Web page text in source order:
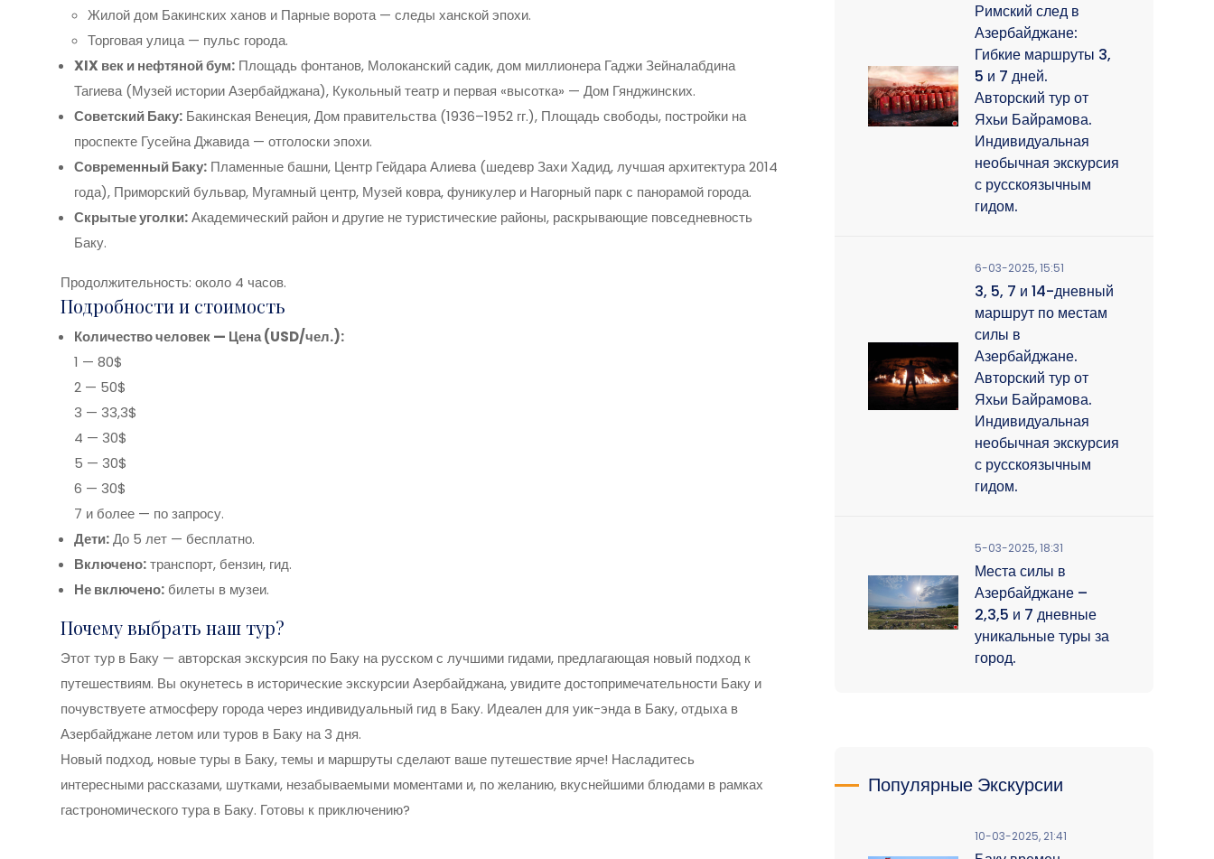
Жилой дом Бакинских ханов и Парные ворота — следы ханской эпохи.
Торговая улица — пульс города.
XIX век и нефтяной бум: Площадь фонтанов, Молоканский садик, дом миллионера Гаджи Зейналабдина
Тагиева (Музей истории Азербайджана), Кукольный театр и первая «высотка» — Дом Гянджинских.
Советский Баку: Бакинская Венеция, Дом правительства (1936–1952 гг.), Площадь свободы, постройки на
проспекте Гусейна Джавида — отголоски эпохи.
Современный Баку: Пламенные башни, Центр Гейдара Алиева (шедевр Захи Хадид, лучшая архитектура 2014
года), Приморский бульвар, Мугамный центр, Музей ковра, фуникулер и Нагорный парк с панорамой города.
Скрытые уголки:Академический район и другие не туристические районы, раскрывающие повседневность
Баку.
Продолжительность: около 4 часов.
Подробности и стоимость
Количество человек — Цена (USD/чел.):
1 — 80$
2 — 50$
3 — 33,3$
4 — 30$
5 — 30$
6 — 30$
7 и более — по запросу.
Дети:До 5 лет — бесплатно.
Включено:транспорт, бензин, гид.
Не включено: билеты в музеи.
Почему выбрать наш тур?
Этот тур в Баку — авторская экскурсия по Баку на русском с лучшими гидами, предлагающая новый подход к
путешествиям. Вы окунетесь в исторические экскурсии Азербайджана, увидите достопримечательности Баку и
почувствуете атмосферу города через индивидуальный гид в Баку. Идеален для уик-энда в Баку, отдыха в
Азербайджане летом или туров в Баку на 3 дня.
Новый подход, новые туры в Баку, темы и маршруты сделают ваше путешествие ярче! Насладитесь
интересными рассказами, шутками, незабываемыми моментами и, по желанию, вкуснейшими блюдами в рамках
гастрономического тура в Баку. Готовы к приключению?
Римский след в
Азербайджане:
Гибкие маршруты 3,
5 и 7 дней.
Авторский тур от
Яхьи Байрамова.
Индивидуальная
необычная экскурсия
с русскоязычным
гидом.
6-03-2025, 15:51
3, 5, 7 и 14-дневный
маршрут по местам
силы в
Азербайджане.
Авторский тур от
Яхьи Байрамова.
Индивидуальная
необычная экскурсия
с русскоязычным
гидом.
5-03-2025, 18:31
Места силы в
Азербайджане –
2,3,5 и 7 дневные
уникальные туры за
город.
Популярные Экскурсии
10-03-2025, 21:41